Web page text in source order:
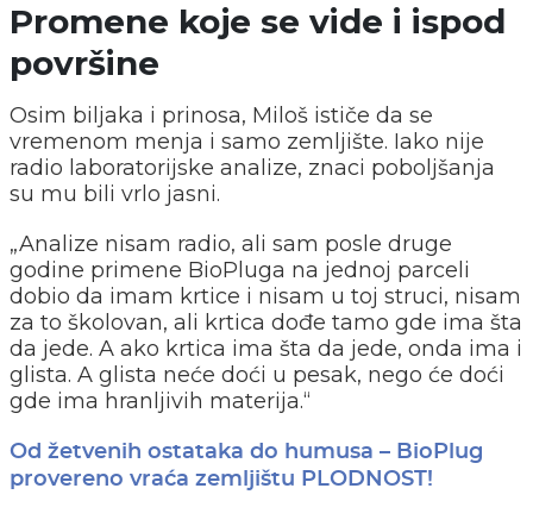
Promene koje se vide i ispod
površine
Osim biljaka i prinosa, Miloš ističe da se
vremenom menja i samo zemljište. Iako nije
radio laboratorijske analize, znaci poboljšanja
su mu bili vrlo jasni.
„Analize nisam radio, ali sam posle druge
godine primene BioPluga na jednoj parceli
dobio da imam krtice i nisam u toj struci, nisam
za to školovan, ali krtica dođe tamo gde ima šta
da jede. A ako krtica ima šta da jede, onda ima i
glista. A glista neće doći u pesak, nego će doći
gde ima hranljivih materija.“
Od žetvenih ostataka do humusa – BioPlug
provereno vraća zemljištu PLODNOST!